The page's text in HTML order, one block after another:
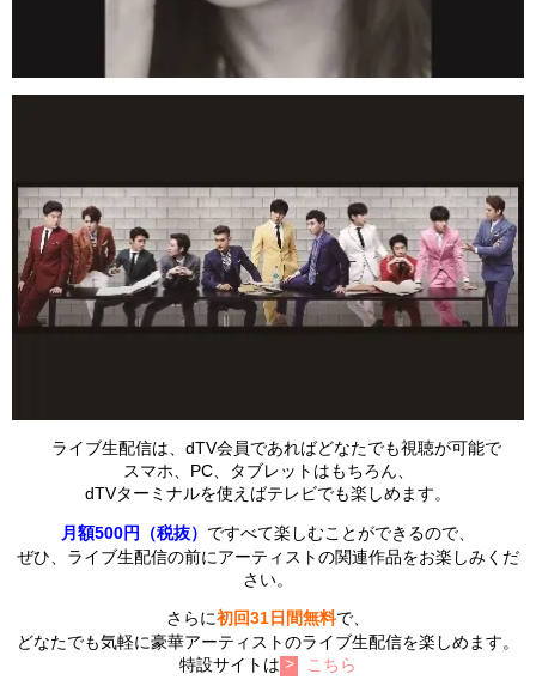
ライブ生配信は、dTV会員であればどなたでも視聴が可能で
スマホ、PC、タブレットはもちろん、
dTVターミナルを使えばテレビでも楽しめます。
月額500円（税抜） ですべて楽しむことができるので、
ぜひ、ライブ生配信の前にアーティストの関連作品をお楽しみくだ
さい。
さらに初回31日間無料で、
どなたでも気軽に豪華アーティストのライブ生配信を楽しめます。
特設サイトは
こちら